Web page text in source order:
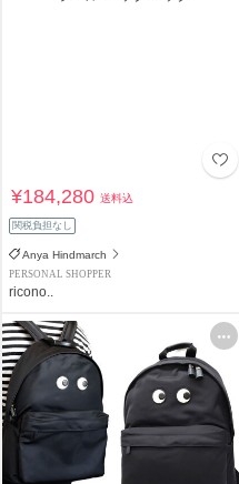
¥184,280送料込
関税負担なし
Anya Hindmarch
PERSONAL SHOPPER
ricono..